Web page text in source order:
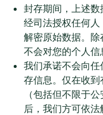
封存期间，上述
经司法授权任何
解密原始数据。
不会对您的个人信
我们承诺不会向
存信息。仅在收
（包括但不限于
后，我们方可依法